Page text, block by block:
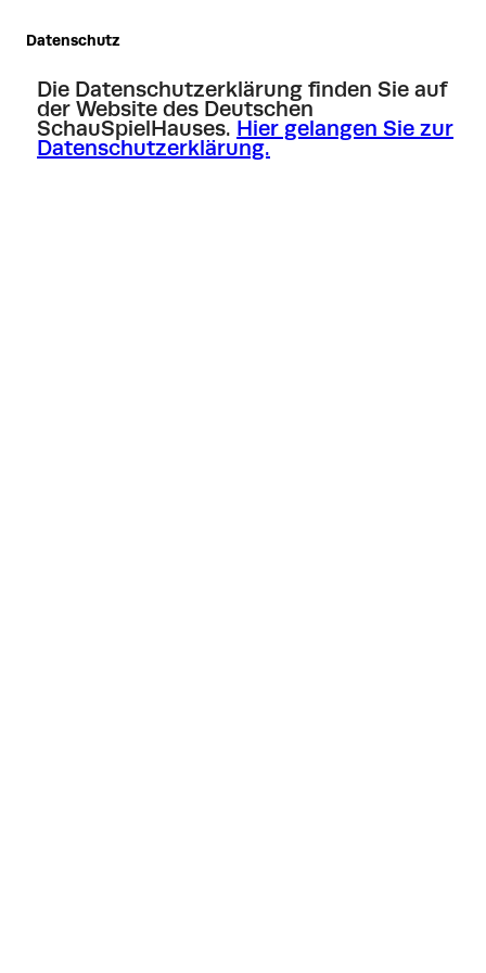
Datenschutz
Die Datenschutzerklärung finden Sie auf
der Website des Deutschen
SchauSpielHauses. Hier gelangen Sie zur
Datenschutzerklärung.